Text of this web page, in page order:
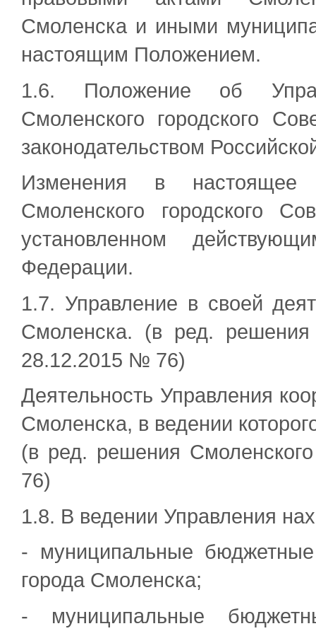
Смоленска и иными
настоящим Положением.
1.6. Положение об
Смоленского городского
законодательством
Изменения в настоящее
Смоленского городского
установленном
Федерации.
1.7. Управление в своей
Смоленска. (в ред. решения
28.12.2015 № 76)
Деятельность Управления
Смоленска, в ведении
(в ред. решения
76)
1.8. В ведении Управления
- муниципальные
города Смоленска;
- муниципальные